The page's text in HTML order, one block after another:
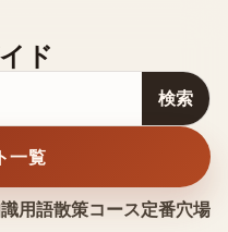
ド
用語散策コース定番穴場
検索
一覧